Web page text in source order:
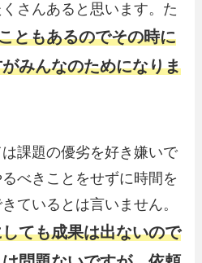
さんあると思います。た
ともあるのでその時に
みんなのためになりま
課題の優劣を好き嫌いで
べきことをせずに時間を
ているとは言いません。
ても成果は出ないので